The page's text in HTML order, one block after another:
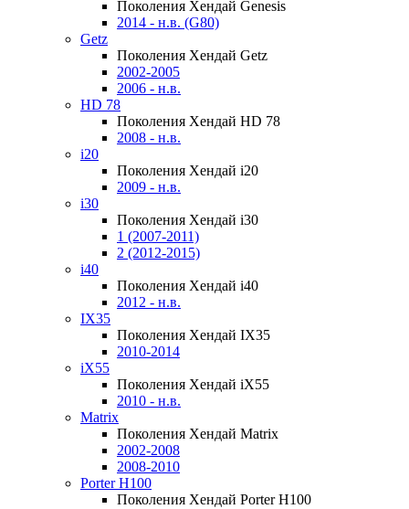
Поколения Хендай Genesis
2014 - н.в. (G80)
Getz
Поколения Хендай Getz
2002-2005
2006 - н.в.
HD 78
Поколения Хендай HD 78
2008 - н.в.
i20
Поколения Хендай i20
2009 - н.в.
i30
Поколения Хендай i30
1 (2007-2011)
2 (2012-2015)
i40
Поколения Хендай i40
2012 - н.в.
IX35
Поколения Хендай IX35
2010-2014
iX55
Поколения Хендай iX55
2010 - н.в.
Matrix
Поколения Хендай Matrix
2002-2008
2008-2010
Porter H100
Поколения Хендай Porter H100